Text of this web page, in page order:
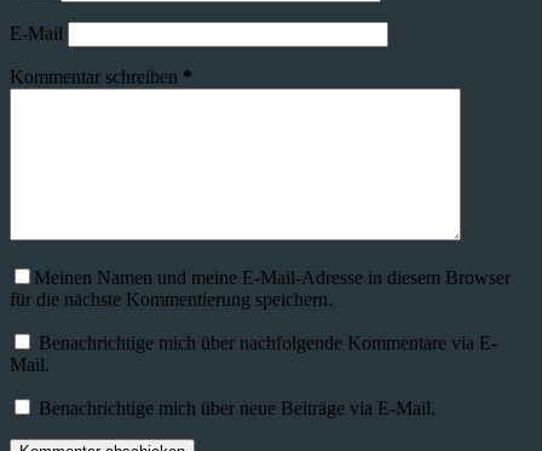
E-Mail
Kommentar schreiben *
Meinen Namen und meine E-Mail-Adresse in diesem Browser
für die nächste Kommentierung speichern.
Benachrichtige mich über nachfolgende Kommentare via E-
Mail.
Benachrichtige mich über neue Beiträge via E-Mail.